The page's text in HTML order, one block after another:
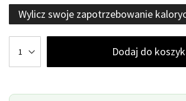
Wylicz swoje zapotrzebowanie
Dodaj do